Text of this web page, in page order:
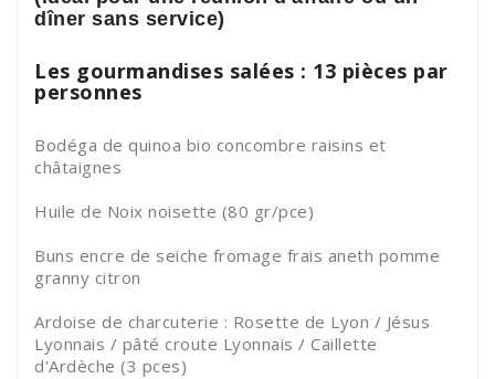
dîner sans service)
Les gourmandises salées : 13 pièces par
personnes
Bodéga de quinoa bio concombre raisins et
châtaignes
Huile de Noix noisette (80 gr/pce)
Buns encre de seiche fromage frais aneth pomme
granny citron
Ardoise de charcuterie : Rosette de Lyon / Jésus
Lyonnais / pâté croute Lyonnais / Caillette
d'Ardèche (3 pces)